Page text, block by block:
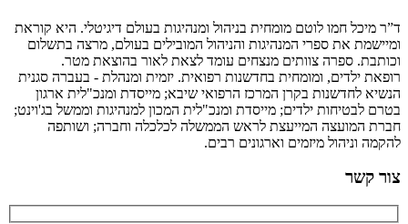
ד”ר מיכל חמו לוטם מומחית בניהול ומנהיגות בעולם דיגיטלי. היא קוראת
ומיישמת את ספרי המנהיגות והניהול המובילים בעולם, מרצה בתשלום
וכותבת. ספרה צוותים מנצחים עומד לצאת לאור בהוצאת מטר.
רופאת ילדים, ומומחית בחדשנות רפואית. יזמית ומנהלת - בעברה סגנית
הנשיא לחדשנות בקרן המרכז הרפואי שיבא; מייסדת ומנכ"לית ארגון
בטרם לבטיחות ילדים; מייסדת ומנכ"לית המכון למנהיגות וממשל בג'וינט;
חברת המועצה המייעצת לראש הממשלה לכלכלה וחברה; ושותפה
להקמה וניהול מיזמים וארגונים רבים.
צור קשר